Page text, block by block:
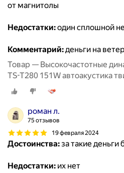
от магнитолы
Недостатки:один сплошной
Комментарий:деньги на
Товар — Высокочастотные
TS-T280 151W автоакустика
Вч динамики колонки пищалки
роман л.
75 отзывов
19 февраля 2024
Достоинства:за такие деньги
Недостатки: их нет